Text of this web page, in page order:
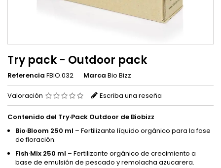
Try pack - Outdoor pack
Referencia FBIO.032 Marca Bio Bizz
Valoración Escriba una reseña
Contenido del Try·Pack Outdoor de Biobizz
Bio·Bloom 250 ml – Fertilizante líquido orgánico para la fase
de floración.
Fish·Mix 250 ml – Fertilizante orgánico de crecimiento a
base de emulsión de pescado y remolacha azucarera.